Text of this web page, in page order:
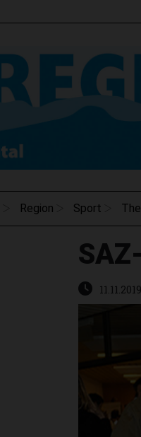
Region Sport
11.11.2019